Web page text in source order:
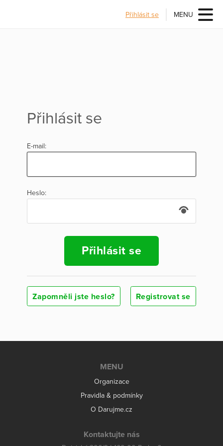
Přihlásit se MENU
Přihlásit se
E-mail:
Heslo:
Přihlásit se
Zapomněli jste heslo? Registrovat se
MENU
Organizace
Pravidla & podmínky
O Darujme.cz
Kontaktujte nás